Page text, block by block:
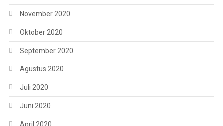
November 2020
Oktober 2020
September 2020
Agustus 2020
Juli 2020
Juni 2020
April 2020